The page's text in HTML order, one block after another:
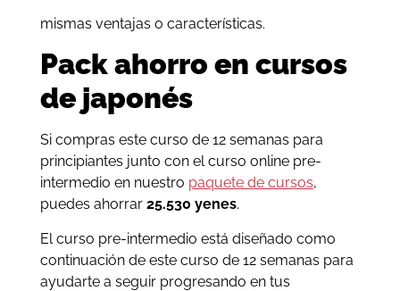
mismas ventajas o características.
Pack ahorro en cursos
de japonés
Si compras este curso de 12 semanas para
principiantes junto con el curso online pre-
intermedio en nuestro paquete de cursos,
puedes ahorrar 25.530 yenes.
El curso pre-intermedio está diseñado como
continuación de este curso de 12 semanas para
ayudarte a seguir progresando en tus